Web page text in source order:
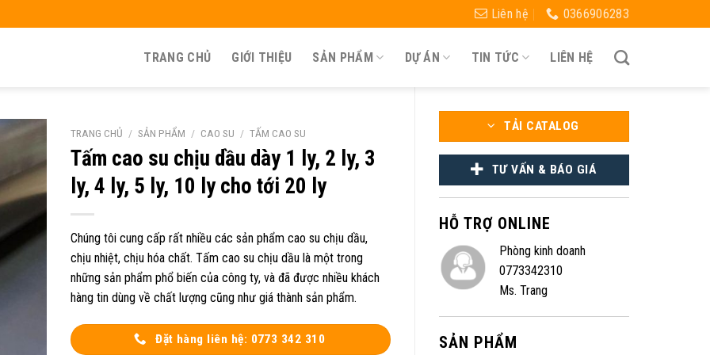
Liên hệ 0366906283
TRANG CHỦ GIỚI THIỆU SẢN PHẨM DỰ ÁN TIN TỨC LIÊN HỆ
TẢI CATALOG
TƯ VẤN & BÁO GIÁ
HỖ TRỢ ONLINE
Phòng kinh doanh
0773342310
Ms. Trang
SẢN PHẨM
TRANG CHỦ / SẢN PHẨM / CAO SU / TẤM CAO SU
Tấm cao su chịu dầu dày 1 ly, 2 ly, 3
ly, 4 ly, 5 ly, 10 ly cho tới 20 ly
Chúng tôi cung cấp rất nhiều các sản phẩm cao su chịu dầu,
chịu nhiệt, chịu hóa chất. Tấm cao su chịu dầu là một trong
những sản phẩm phổ biến của công ty, và đã được nhiều khách
hàng tin dùng về chất lượng cũng như giá thành sản phẩm.
Đặt hàng liên hệ: 0773 342 310